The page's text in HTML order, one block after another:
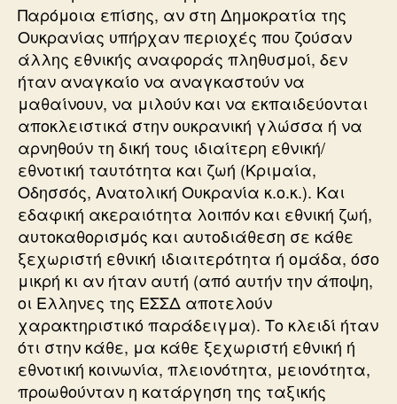
Παρόμοια επίσης, αν στη Δημοκρατία της
Ουκρανίας υπήρχαν περιοχές που ζούσαν
άλλης εθνικής αναφοράς πληθυσμοί, δεν
ήταν αναγκαίο να αναγκαστούν να
μαθαίνουν, να μιλούν και να εκπαιδεύονται
αποκλειστικά στην ουκρανική γλώσσα ή να
αρνηθούν τη δική τους ιδιαίτερη εθνική/
εθνοτική ταυτότητα και ζωή (Κριμαία,
Οδησσός, Ανατολική Ουκρανία κ.ο.κ.). Και
εδαφική ακεραιότητα λοιπόν και εθνική ζωή,
αυτοκαθορισμός και αυτοδιάθεση σε κάθε
ξεχωριστή εθνική ιδιαιτερότητα ή ομάδα, όσο
μικρή κι αν ήταν αυτή (από αυτήν την άποψη,
οι Ελληνες της ΕΣΣΔ αποτελούν
χαρακτηριστικό παράδειγμα). Το κλειδί ήταν
ότι στην κάθε, μα κάθε ξεχωριστή εθνική ή
εθνοτική κοινωνία, πλειονότητα, μειονότητα,
προωθούνταν η κατάργηση της ταξικής